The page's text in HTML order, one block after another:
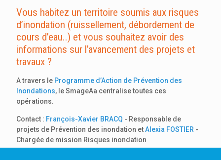
Vous habitez un territoire soumis aux risques
d’inondation (ruissellement, débordement de
cours d’eau..) et vous souhaitez avoir des
informations sur l’avancement des projets et
travaux ?
A travers le Programme d’Action de Prévention des
Inondations, le SmageAa centralise toutes ces
opérations.
Contact : François-Xavier BRACQ - Responsable de
projets de Prévention des inondation etAlexia FOSTIER -
Chargée de mission Risques inondation